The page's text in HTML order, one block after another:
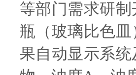
等部门需求研
瓶（玻璃比色
果自动显示系